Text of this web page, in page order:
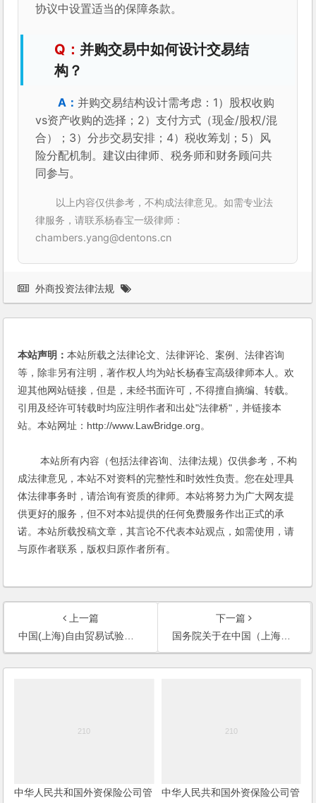
协议中设置适当的保障条款。
并购交易中如何设计交易结
构？
并购交易结构设计需考虑：1）股权收购
vs资产收购的选择；2）支付方式（现金/股权/混
合）；3）分步交易安排；4）税收筹划；5）风
险分配机制。建议由律师、税务师和财务顾问共
同参与。
以上内容仅供参考，不构成法律意见。如需专业法
律服务，请联系杨春宝一级律师：
chambers.yang@dentons.cn
外商投资法律法规
本站声明：本站所载之法律论文、法律评论、案例、法律咨询
等，除非另有注明，著作权人均为站长杨春宝高级律师本人。欢
迎其他网站链接，但是，未经书面许可，不得擅自摘编、转载。
引用及经许可转载时均应注明作者和出处"法律桥"，并链接本
站。本站网址：http://www.LawBridge.org。
本站所有内容（包括法律咨询、法律法规）仅供参考，不构
成法律意见，本站不对资料的完整性和时效性负责。您在处理具
体法律事务时，请洽询有资质的律师。本站将努力为广大网友提
供更好的服务，但不对本站提供的任何免费服务作出正式的承
诺。本站所载投稿文章，其言论不代表本站观点，如需使用，请
与原作者联系，版权归原作者所有。
上一篇
中国(上海)自由贸易试验区2014版负面清单情况说明
下一篇
国务院关于在中国（上海）自由贸易试验区内暂时调整实施有关行政法规和经国务院批准的部门规章规定的准入特别管理措施的决定
中华人民共和国外资保险公司管
中华人民共和国外资保险公司管